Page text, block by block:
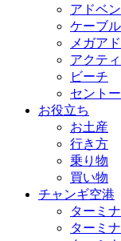
アドベ
ケーブ
メガア
アクテ
ビーチ
セント
お役立ち
お土産
行き方
乗り物
買い物
チャンギ空港
ターミナ
ターミ